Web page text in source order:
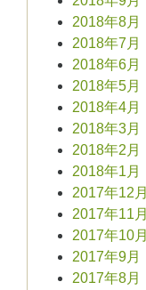
2018年8月
2018年7月
2018年6月
2018年5月
2018年4月
2018年3月
2018年2月
2018年1月
2017年12月
2017年11月
2017年10月
2017年9月
2017年8月